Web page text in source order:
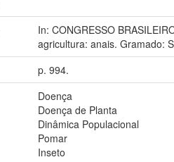
In: CONGRESSO
agricultura: anais. Gramado:
p. 994.
Doença
Doença de Planta
Dinâmica Populacional
Pomar
Inseto